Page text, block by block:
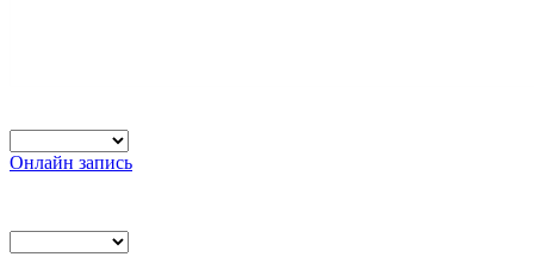
Онлайн запись